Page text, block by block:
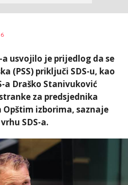
6
a usvojilo je prijedlog da se
(PSS) priključi SDS-u, kao
a Draško Stanivuković
za predsjednika
Opštim izborima, saznaje
SDS-a.